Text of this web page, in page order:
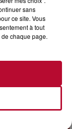
: TROIS
ni de diplômes
Cet été, un
sans
ce site. Vous
à tout
chaque page.